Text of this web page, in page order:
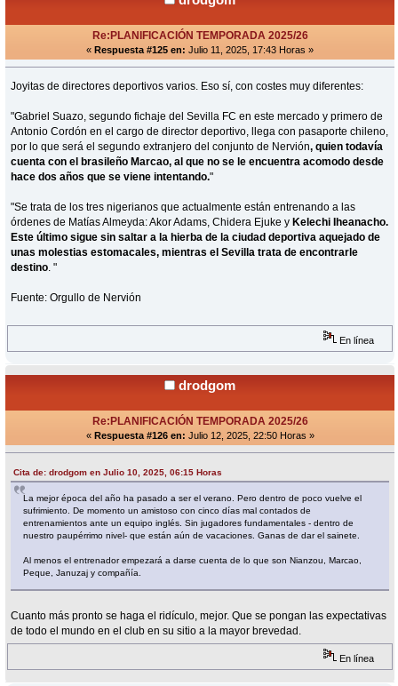
Re:PLANIFICACIÓN TEMPORADA 2025/26
« Respuesta #125 en: Julio 11, 2025, 17:43 Horas »
Joyitas de directores deportivos varios. Eso sí, con costes muy diferentes:
"Gabriel Suazo, segundo fichaje del Sevilla FC en este mercado y primero de
Antonio Cordón en el cargo de director deportivo, llega con pasaporte chileno,
por lo que será el segundo extranjero del conjunto de Nervión, quien todavía
cuenta con el brasileño Marcao, al que no se le encuentra acomodo desde
hace dos años que se viene intentando."
"Se trata de los tres nigerianos que actualmente están entrenando a las
órdenes de Matías Almeyda: Akor Adams, Chidera Ejuke yKelechi Iheanacho.
Este último sigue sin saltar a la hierba de la ciudad deportiva aquejado de
unas molestias estomacales, mientras el Sevilla trata de encontrarle
destino . "
Fuente: Orgullo de Nervión
En línea
drodgom
Re:PLANIFICACIÓN TEMPORADA 2025/26
« Respuesta #126 en: Julio 12, 2025, 22:50 Horas »
Cita de: drodgom en Julio 10, 2025, 06:15 Horas
La mejor época del año ha pasado a ser el verano. Pero dentro de poco vuelve el
sufrimiento. De momento un amistoso con cinco días mal contados de
entrenamientos ante un equipo inglés. Sin jugadores fundamentales - dentro de
nuestro paupérrimo nivel- que están aún de vacaciones. Ganas de dar el sainete.
Al menos el entrenador empezará a darse cuenta de lo que son Nianzou, Marcao,
Peque, Januzaj y compañía.
Cuanto más pronto se haga el ridículo, mejor. Que se pongan las expectativas
de todo el mundo en el club en su sitio a la mayor brevedad.
En línea